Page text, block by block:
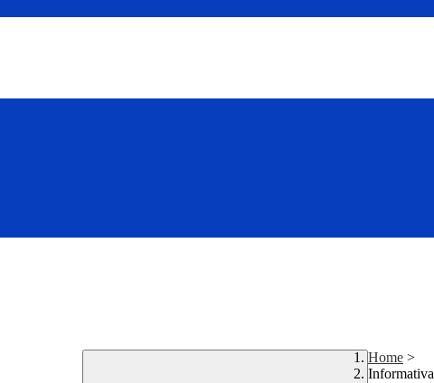
Home >